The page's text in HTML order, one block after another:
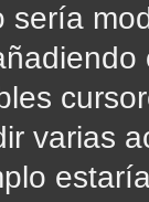
sería
varias